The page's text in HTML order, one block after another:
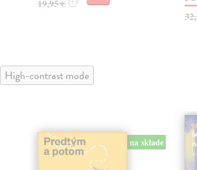
19,95 € ?
High-contrast mode
na sklade